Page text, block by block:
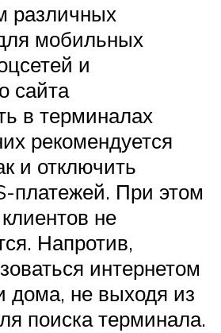
различных
мобильных
и
сайта
в терминалах
рекомендуется
и отключить
платежей. При этом
не
Напротив,
интернетом
дома, не выходя из
поиска терминала.